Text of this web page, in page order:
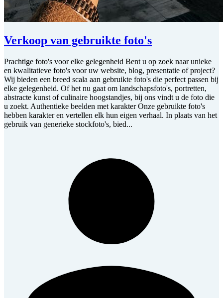
Verkoop van gebruikte foto's
Prachtige foto's voor elke gelegenheid Bent u op zoek naar unieke
en kwalitatieve foto's voor uw website, blog, presentatie of project?
Wij bieden een breed scala aan gebruikte foto's die perfect passen bij
elke gelegenheid. Of het nu gaat om landschapsfoto's, portretten,
abstracte kunst of culinaire hoogstandjes, bij ons vindt u de foto die
u zoekt. Authentieke beelden met karakter Onze gebruikte foto's
hebben karakter en vertellen elk hun eigen verhaal. In plaats van het
gebruik van generieke stockfoto's, bied...